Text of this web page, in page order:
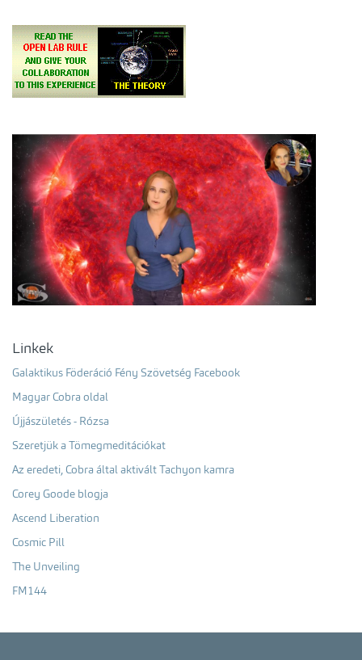
Linkek
Galaktikus Föderáció Fény Szövetség Facebook
Magyar Cobra oldal
Újjászületés - Rózsa
Szeretjük a Tömegmeditációkat
Az eredeti, Cobra által aktivált Tachyon kamra
Corey Goode blogja
Ascend Liberation
Cosmic Pill
The Unveiling
FM144